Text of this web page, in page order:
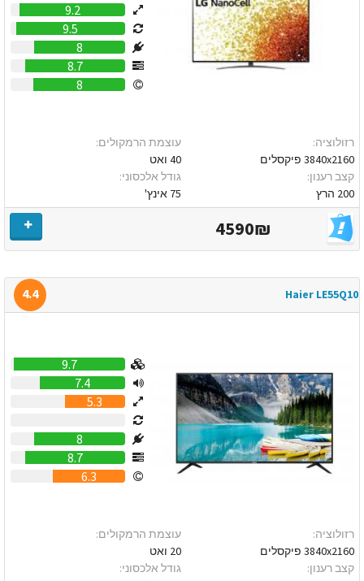
9.2
9.5
8
8.7
8
רזולוציה:
3840x2160 פיקסלים
קצב רענון:
200 הרץ
עוצמת הרמקולים:
40 ואט
גודל אלכסוני:
75 אינץ'
4590₪
Haier LE55Q10
4.4
9.7
7.4
5.3
8
8.7
6.3
רזולוציה:
3840x2160 פיקסלים
קצב רענון:
עוצמת הרמקולים:
20 ואט
גודל אלכסוני: